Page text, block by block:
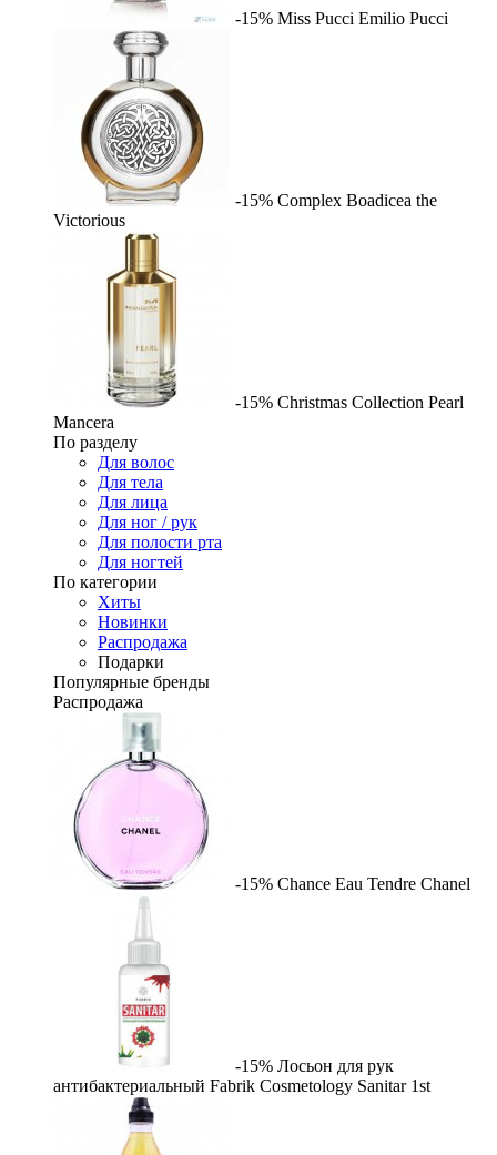
-15% Miss Pucci Emilio Pucci
-15% Complex Boadicea the
Victorious
-15% Christmas Collection Pearl
Mancera
По разделу
Для волос
Для тела
Для лица
Для ног / рук
Для полости рта
Для ногтей
По категории
Хиты
Новинки
Распродажа
Подарки
Популярные бренды
Распродажа
-15% Chance Eau Tendre Chanel
-15% Лосьон для рук
антибактериальный Fabrik Cosmetology Sanitar 1st